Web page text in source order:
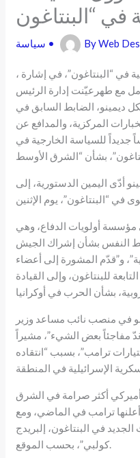
في “البنتاغون
سياسة • ByWeb
، في منصب مسؤول السياسة الخارجية في “البنتاغون”، في إشارة
مع طهرعيّنت إدارة الرئيس
ديمينو، الضابط السابق في
المركزية، والمدافع عن
جديداً للسياسة الخارجية في
أدّى اليمين الدستورية، إلى
أولويات الدفاع، وهي
النفس بشأن إشراك الجيش
و”قدّم المشورة إلى أعضاء
للبنتاغون، وإلى القيادة
في منصب نائب مساعد وزير
مفاجئاً بعض الشيء”، مشيراً
ترامب”، بسبب “انتقاده
أكثر صرامة في الشرق
ترامب في الماضي، ومع
في البنتاغون، إلبريدج
كولبي”، بحسب الموقع.